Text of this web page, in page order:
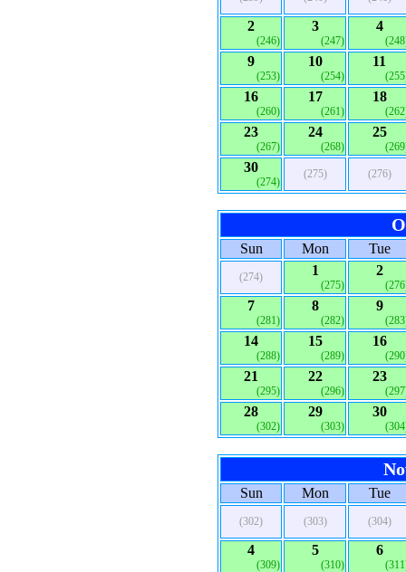
2
(246)
3
(247)
4
9
(253)
10
(254)
11
16
(260)
17
(261)
18
23
(267)
24
(268)
25
30
(274)
(275) (276)
Sun Mon Tue
(274) 1
(275)
2
7
(281)
8
(282)
9
14
(288)
15
(289)
16
21
(295)
22
(296)
23
28
(302)
29
(303)
30
Sun Mon Tue
(302) (303) (304)
4
(309)
5
(310)
6